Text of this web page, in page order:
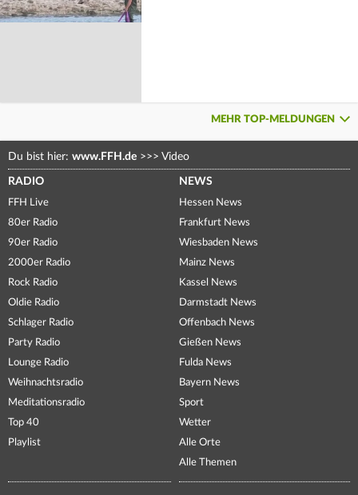
MEHR TOP-MELDUNGEN
Du bist hier: www.FFH.de >>> Video
RADIO
FFH Live
80er Radio
90er Radio
2000er Radio
Rock Radio
Oldie Radio
Schlager Radio
Party Radio
Lounge Radio
Weihnachtsradio
Meditationsradio
Top 40
Playlist
NEWS
Hessen News
Frankfurt News
Wiesbaden News
Mainz News
Kassel News
Darmstadt News
Offenbach News
Gießen News
Fulda News
Bayern News
Sport
Wetter
Alle Orte
Alle Themen